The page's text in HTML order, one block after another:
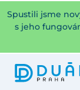
Spustili jsme
s jeho